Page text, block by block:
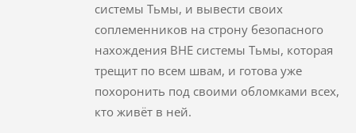
системы Тьмы, и вывести своих
соплеменников на строну безопасного
нахождения ВНЕ системы Тьмы, которая
трещит по всем швам, и готова уже
похоронить под своими обломками всех,
кто живёт в ней.